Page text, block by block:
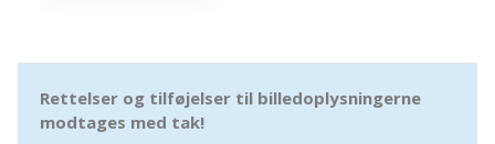
Rettelser og tilføjelser til billedoplysningerne
modtages med tak!